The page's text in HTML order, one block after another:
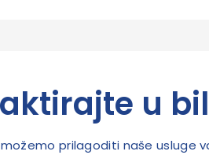
u
prilagoditi naše usluge